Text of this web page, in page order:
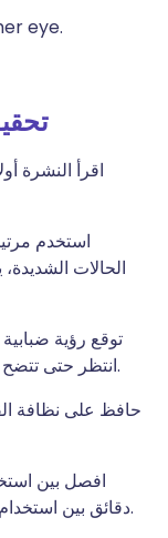
eye.
اقرأ النشرة
استخدم
توقع رؤية
انتظر حتى تتضح رؤيتك قبل القيادة أو استخدام الأدوات.
حافظ على نظافة
دقائق بين استخدام قطرات العين المختلفة لتجنب غسلها.